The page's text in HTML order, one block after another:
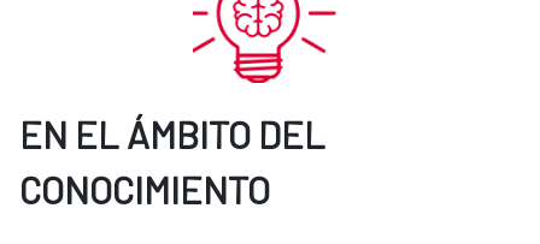
EN EL ÁMBITO DEL
CONOCIMIENTO